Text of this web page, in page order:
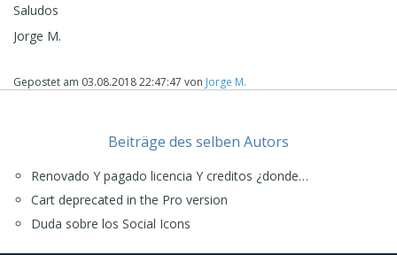
versión.
Saludos
Saludos
Jorge M.
Gepostet am 03.08.2018 22:47:47 von Jorge M.
Beiträge des selben Autors
Renovado Y pagado licencia Y creditos ¿donde…
Cart deprecated in the Pro version
Duda sobre los Social Icons